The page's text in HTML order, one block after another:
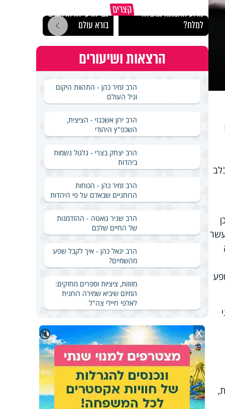
קצרים
מדוע האמונה נמשלה
למלח?
גם ׳הרע׳ זה הרחמים של
בורא עולם
הרצאות ושיעורים
הרב זמיר כהן - התהוות היקום
וגיל העולם
הרב ירון אשכנזי - הציצית,
השכפ"ץ היהודי
הרב יצחק בצרי - גלגול נשמות
ביהדות
הרב זמיר כהן - הכוחות
הרוחניים שבאדם על פי היהדות
הרב שניר גואטה - ההזדמנות
של החיים שלכם
הרב יגאל כהן - איך לקבל שפע
מהשמיים?
מזוזות, ציציות וספרים מחזקים:
המיזם שיביא שמירה רוחנית
לאלפי חיילי צה"ל
🔇 X